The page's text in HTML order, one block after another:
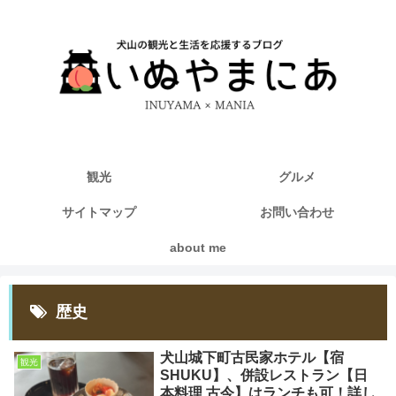
観光 グルメ
サイトマップ お問い合わせ
about me
歴史
観光
犬山城下町古民家ホテル【宿
SHUKU】、併設レストラン【日